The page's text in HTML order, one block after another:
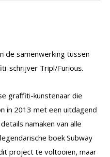
de samenwerking tussen
schrijver Tripl/Furious.
graffiti-kunstenaar die
in 2013 met een uitdagend
namaken van alle
boek Subway
project te voltooien, maar